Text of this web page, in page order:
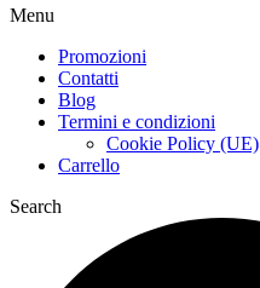
Menu
Promozioni
Contatti
Blog
Termini e condizioni
Cookie Policy (UE)
Carrello
Search